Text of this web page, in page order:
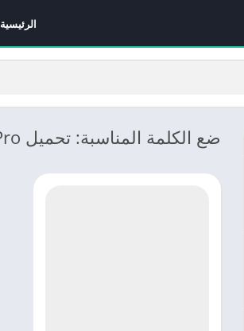
الرئيسية
ضع الكلمة المناسبة: تحميل Glarysoft Malware Hunter Pro مجانا